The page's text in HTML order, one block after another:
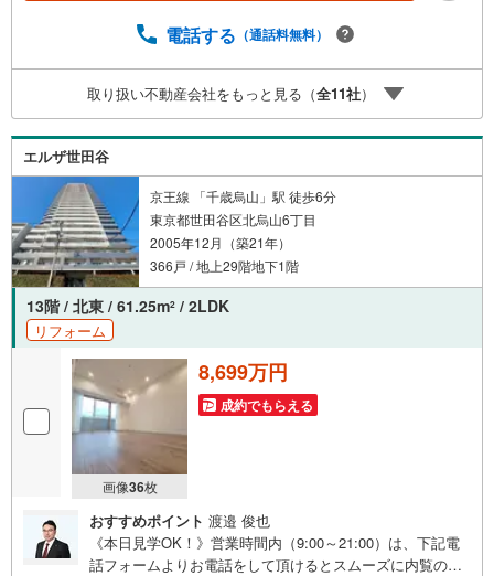
客様からのお言葉に感謝してこれからも楽しく素敵なお家
らまずは、お気軽に東宝ハウス溝の口に相談してみません
か？何も決まっていなくて大丈夫！まずはお客様の夢をお
聞かせ下さい！未来の「不安」を「安心」に変える「未来
カレンダー」もご来店時に好評です。スタッフ一同いつで
もお客様のお問合せをお待ちしております。
電話する （通話料無料）
取り扱い不動産会社をもっと見る（全11社）
エルザ世田谷
京王線 「千歳烏山」駅 徒歩6分
東京都世田谷区北烏山6丁目
2005年12月（築21年）
366戸 / 地上29階地下1階
13階 / 北東 / 61.25m2 / 2LDK
リフォーム
画像36枚
8,699万円
成約でもらえる
おすすめポイント 渡邉 俊也
《本日見学OK！》営業時間内（9:00～21:00）は、下記電
話フォームよりお電話をして頂けるとスムーズに内覧のご